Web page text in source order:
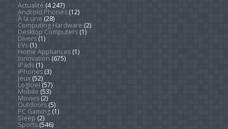
Actualité (4 247)
Android Phones(12)
À la une (28)
Computing Hardware (2)
Desktop Computers(1)
Divers(1)
EVs(1)
Home Appliances(1)
Innovation (675)
iPads(1)
iPhones(3)
Jeux(52)
Logiciel (57)
Mobile (53)
Movies(2)
Outdoors(5)
PC Gaming(1)
Sleep (2)
Sports(546)